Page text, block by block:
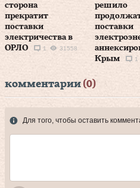
сторона
прекратит
поставки
электричества в
ОРЛО
1 31558
решило
поставки
Крым
1
комментарии (0)
Для того, чтобы оставить